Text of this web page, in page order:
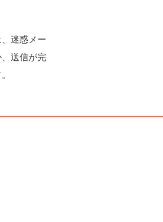
迷惑メー
送信が完